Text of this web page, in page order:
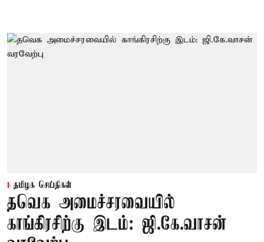
தமிழக செய்திகள்
தவெக அமைச்சரவையில்
காங்கிரசிற்கு இடம்: ஜி.கே.வாசன்